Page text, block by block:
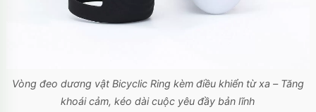
Vòng đeo dương vật Bicyclic Ring kèm điều khiển từ xa – Tăng
khoái cảm, kéo dài cuộc yêu đầy bản lĩnh